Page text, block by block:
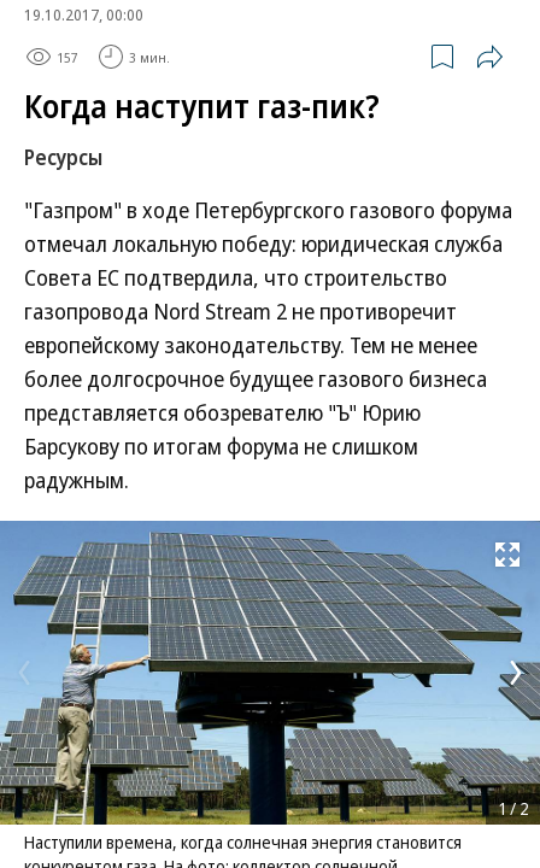
19.10.2017, 00:00
157 3 мин.
Когда наступит газ-пик?
Ресурсы
"Газпром" в ходе Петербургского газового форума
отмечал локальную победу: юридическая служба
Совета ЕС подтвердила, что строительство
газопровода Nord Stream 2 не противоречит
европейскому законодательству. Тем не менее
более долгосрочное будущее газового бизнеса
представляется обозревателю "Ъ" Юрию
Барсукову по итогам форума не слишком
радужным.
Развернуть
Наступили времена, когда солнечная энергия становится
1/2